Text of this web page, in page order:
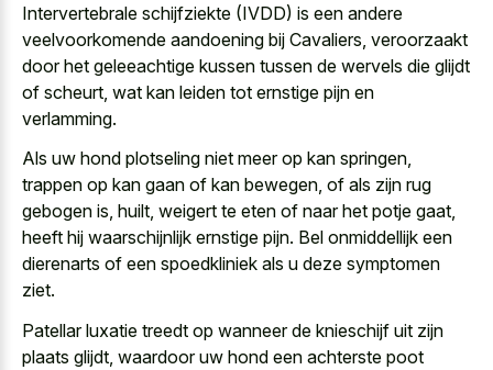
Intervertebrale schijfziekte (IVDD) is een andere
veelvoorkomende aandoening bij Cavaliers, veroorzaakt
door het geleeachtige kussen tussen de wervels die glijdt
of scheurt, wat kan leiden tot ernstige pijn en
verlamming.
Als uw hond plotseling niet meer op kan springen,
trappen op kan gaan of kan bewegen, of als zijn rug
gebogen is, huilt, weigert te eten of naar het potje gaat,
heeft hij waarschijnlijk ernstige pijn. Bel onmiddellijk een
dierenarts of een spoedkliniek als u deze symptomen
ziet.
Patellar luxatie treedt op wanneer de knieschijf uit zijn
plaats glijdt, waardoor uw hond een achterste poot